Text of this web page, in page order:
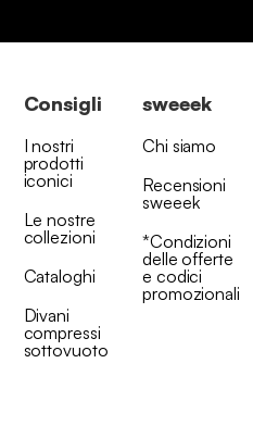
Consigli
I nostri
prodotti
iconici
Le nostre
collezioni
Cataloghi
Divani
compressi
sottovuoto
sweeek
Chi siamo
Recensioni
sweeek
*Condizioni
delle offerte
e codici
promozionali